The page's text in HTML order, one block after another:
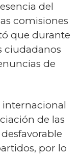
del
comisiones
que durante
ciudadanos
de
internacional
de las
por lo